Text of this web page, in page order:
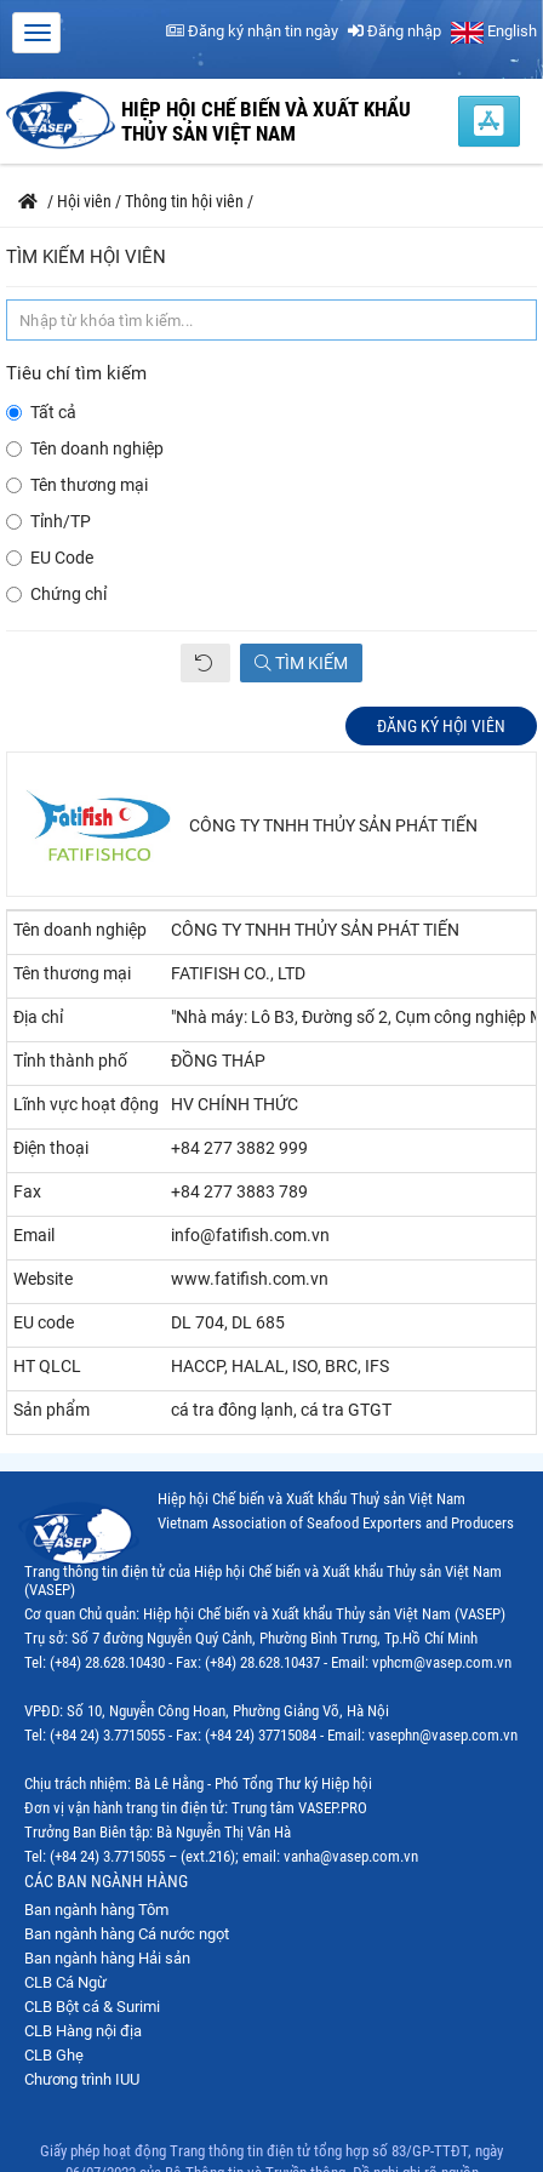
Đăng ký nhận tin ngày Đăng nhập English
HIỆP HỘI CHẾ BIẾN VÀ XUẤT KHẨU
THỦY SẢN VIỆT NAM
/ Hội viên /Thông tin hội viên /
TÌM KIẾM HỘI VIÊN
Tiêu chí tìm kiếm
Tất cả
Tên doanh nghiệp
Tên thương mại
Tỉnh/TP
EU Code
Chứng chỉ
TÌM KIẾM
ĐĂNG KÝ HỘI VIÊN
CÔNG TY TNHH THỦY SẢN PHÁT TIẾN
Tên doanh nghiệp CÔNG TY TNHH THỦY SẢN PHÁT TIẾN
Tên thương mại FATIFISH CO., LTD
Địa chỉ "Nhà máy: Lô B3, Đường số 2, Cụm công nghiệp
Tỉnh thành phố ĐỒNG THÁP
Lĩnh vực hoạt động HV CHÍNH THỨC
Điện thoại +84 277 3882 999
Fax +84 277 3883 789
Email info@fatifish.com.vn
Website www.fatifish.com.vn
EU code DL 704, DL 685
HT QLCL HACCP, HALAL, ISO, BRC, IFS
Sản phẩm cá tra đông lạnh, cá tra GTGT
Hiệp hội Chế biến và Xuất khẩu Thuỷ sản Việt Nam
Vietnam Association of Seafood Exporters and Producers
Trang thông tin điện tử của Hiệp hội Chế biến và Xuất khẩu Thủy sản Việt Nam
(VASEP)
Cơ quan Chủ quản: Hiệp hội Chế biến và Xuất khẩu Thủy sản Việt Nam (VASEP)
Trụ sở: Số 7 đường Nguyễn Quý Cảnh, Phường Bình Trưng, Tp.Hồ Chí Minh
Tel: (+84) 28.628.10430 - Fax: (+84) 28.628.10437 - Email: vphcm@vasep.com.vn
VPĐD: Số 10, Nguyễn Công Hoan, Phường Giảng Võ, Hà Nội
Tel: (+84 24) 3.7715055 - Fax: (+84 24) 37715084 - Email: vasephn@vasep.com.vn
Chịu trách nhiệm: Bà Lê Hằng - Phó Tổng Thư ký Hiệp hội
Đơn vị vận hành trang tin điện tử: Trung tâm VASEP.PRO
Trưởng Ban Biên tập: Bà Nguyễn Thị Vân Hà
Tel: (+84 24) 3.7715055 – (ext.216); email: vanha@vasep.com.vn
CÁC BAN NGÀNH HÀNG
Ban ngành hàng Tôm
Ban ngành hàng Cá nước ngọt
Ban ngành hàng Hải sản
CLB Cá Ngừ
CLB Bột cá & Surimi
CLB Hàng nội địa
CLB Ghẹ
Chương trình IUU
Giấy phép hoạt động Trang thông tin điện tử tổng hợp số 83/GP-TTĐT, ngày